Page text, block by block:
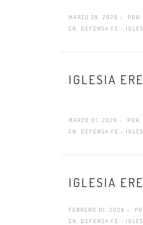
MARZO 29, 2026 - POR:
EN: DEFENSA FE -
IGLESIA
MARZO 01, 2026 - POR:
EN: DEFENSA FE -
IGLESIA
FEBRERO 01, 2026 -
EN: DEFENSA FE -